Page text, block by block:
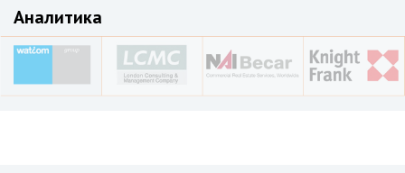
Аналитика